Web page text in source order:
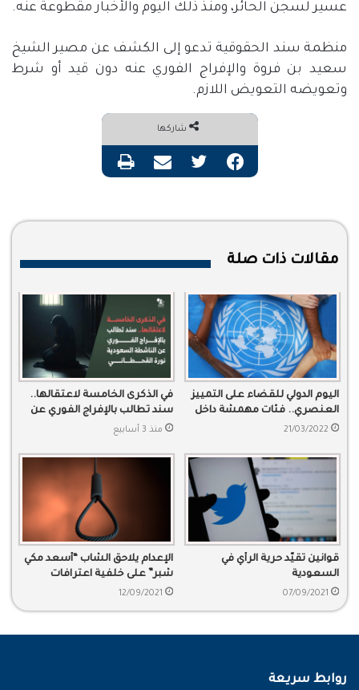
عسير لسجن الحائر، ومنذ ذلك اليوم والأخبار مقطوعة عنه.
منظمة سند الحقوقية تدعو إلى الكشف عن مصير الشيخ
سعيد بن فروة والإفراج الفوري عنه دون قيد أو شرط
وتعويضه التعويض اللازم.
شاركها
فيسبوك تويتر مشاركة عبر البريد طباعة
مقالات ذات صلة
اليوم الدولي للقضاء على التمييز
العنصري.. فئات مهمشة داخل
السعودية
21/03/2022
في الذكرى الخامسة لاعتقالها..
سند تطالب بالإفراج الفوري عن
الناشطة السعودية نورة
منذ 3 أسابيع
قوانين تقيّد حرية الرأي في
السعودية
07/09/2021
الإعدام يلاحق الشاب “أسعد مكي
شبر” على خلفية اعترافات
انتزعت بالإكراه
12/09/2021
روابط سريعة